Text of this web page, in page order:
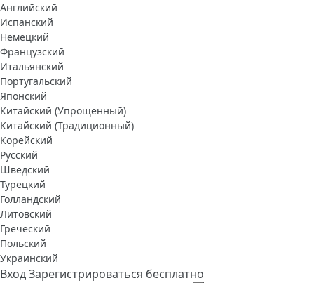
Английский
Испанский
Немецкий
Французский
Итальянский
Португальский
Японский
Китайский (Упрощенный)
Китайский (Традиционный)
Корейский
Русский
Шведский
Турецкий
Голландский
Литовский
Греческий
Польский
Украинский
ВходЗарегистрироваться бесплатно